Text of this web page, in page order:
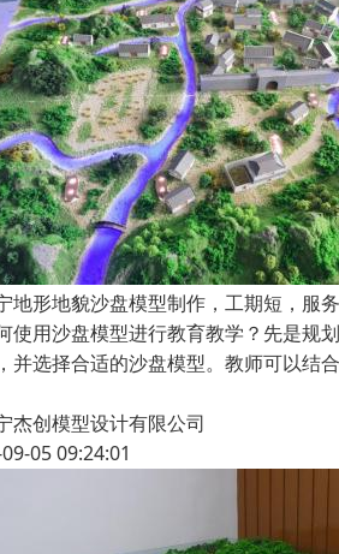
地形地貌沙盘模型制作，工期短，服
使用沙盘模型进行教育教学？先是规
并选择合适的沙盘模型。教师可以结
杰创模型设计有限公司
05 09:24:01